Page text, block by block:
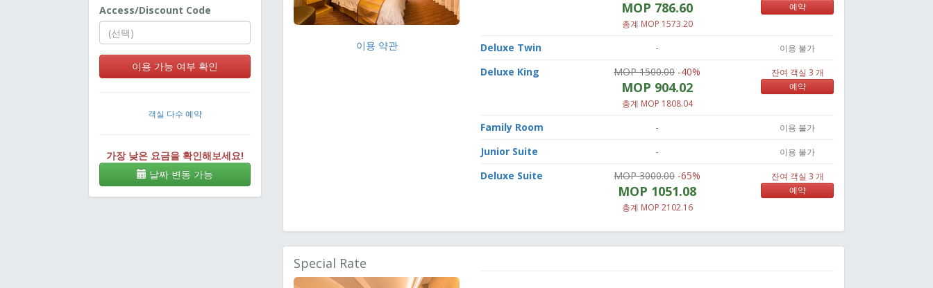
Access/Discount Code
이용 가능 여부 확인
객실 다수 예약
가장 낮은 요금을 확인해보세요!
날짜 변동 가능
이용 약관
MOP 786.60
총계 MOP 1573.20
예약
Deluxe Twin - 이용 불가
Deluxe King MOP 1500.00 -40%
MOP 904.02
총계 MOP 1808.04
잔여 객실 3 개
예약
Family Room - 이용 불가
Junior Suite - 이용 불가
Deluxe Suite MOP 3000.00 -65%
MOP 1051.08
총계 MOP 2102.16
잔여 객실 3 개
예약
Special Rate